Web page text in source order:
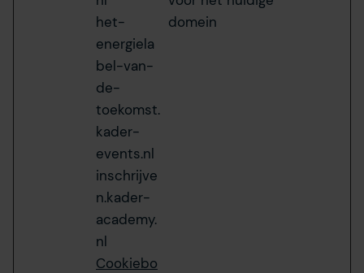
partijen jouw internetgedrag binnen en buiten onze
website volgen en verzamelen. Hiermee passen wij en
derden onze website, advertenties en communicatie aan
jouw interesses aan. Door op ‘accepteren’ te klikken ga je
hiermee akkoord. Je kunt je voorkeuren altijd weer
aanpassen. Lees er meer over
het-
energiela
bel-van-
de-
toekomst.
kader-
events.nl
inschrijve
n.kader-
academy.
nl
Cookiebo
domein